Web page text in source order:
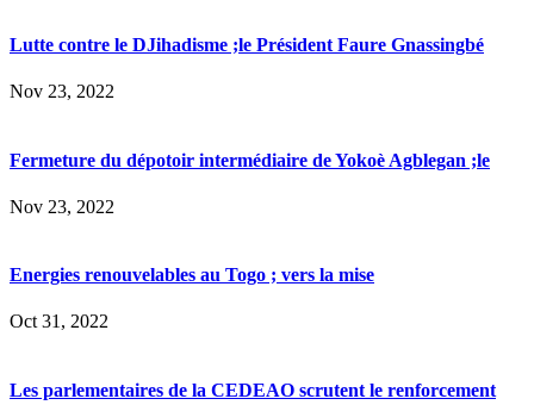
Lutte contre le DJihadisme ;le Président Faure Gnassingbé
Nov 23, 2022
Fermeture du dépotoir intermédiaire de Yokoè Agblegan ;le
Nov 23, 2022
Energies renouvelables au Togo ; vers la mise
Oct 31, 2022
Les parlementaires de la CEDEAO scrutent le renforcement